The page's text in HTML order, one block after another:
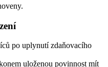
po uplynutí zdaňovacího
uloženou povinnost mít